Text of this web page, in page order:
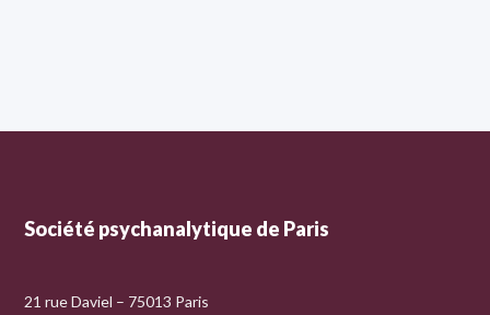
Société psychanalytique de Paris
21 rue Daviel – 75013 Paris